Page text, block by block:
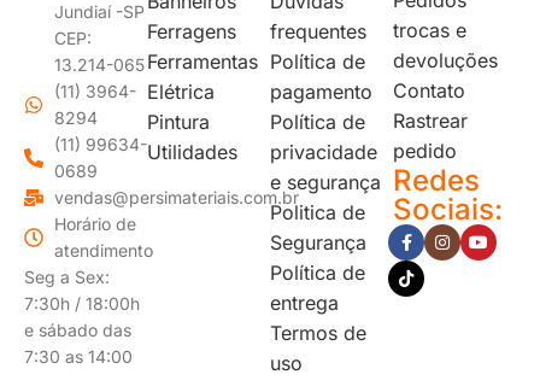
Jundiaí -SP
CEP:
13.214-065
(11) 3964-
8294
(11) 99634-
0689
vendas@persimateriais.com.br
Horário de
atendimento
Seg a Sex:
7:30h / 18:00h
e sábado das
7:30 as 14:00
Ferragens
Ferramentas
Elétrica
Pintura
Utilidades
frequentes
Política de
pagamento
Política de
privacidade
e segurança
Politica de
Segurança
Política de
entrega
Termos de
uso
trocas e
devoluções
Contato
Rastrear
pedido
Redes
Sociais: